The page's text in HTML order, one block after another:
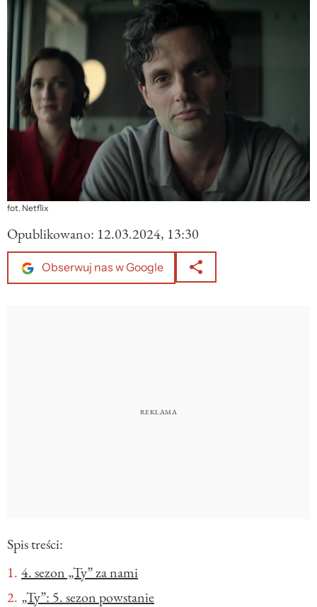
fot. Netflix
Opublikowano: 12.03.2024, 13:30
Obserwuj nas w Google
Spis treści:
4. sezon „Ty” za nami
„Ty”: 5. sezon powstanie